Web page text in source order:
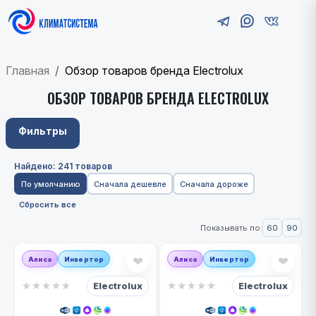
Главная Обзор товаров бренда Electrolux
ОБЗОР ТОВАРОВ БРЕНДА ELECTROLUX
Фильтры
Найдено: 241 товаров
По умолчанию Сначала дешевле Сначала дороже
Сбросить все
Показывать по: 60 90
Алиса Инвертор ❤
★ ★ ★ ★ ★ Electrolux
Алиса Инвертор ❤
★ ★ ★ ★ ★ Electrolux